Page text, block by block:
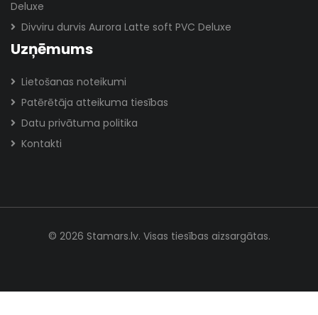
Deluxe
Divviru durvis Aurora Latte soft PVC Deluxe
Uzņēmums
Lietošanas noteikumi
Patērētāja atteikuma tiesības
Datu privātuma politika
Kontakti
© 2026 Stamars.lv. Visas tiesības aizsargātas.